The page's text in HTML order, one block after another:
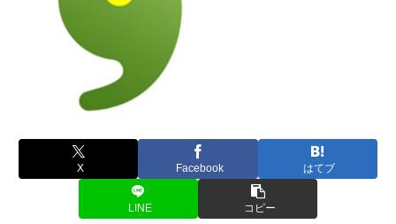
X Facebook はてブ
LINE コピー